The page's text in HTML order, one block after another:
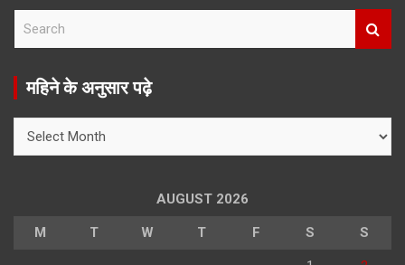
r
महिने के अनुसार पढ़े
AUGUST 2026
M T W T F S S